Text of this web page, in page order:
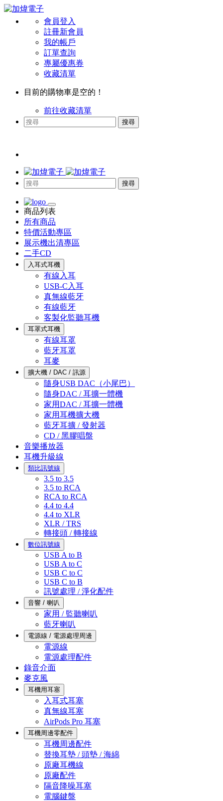
會員登入
註冊新會員
我的帳戶
訂單查詢
專屬優惠券
收藏清單
目前的購物車是空的！
前往收藏清單
搜尋
搜尋
商品列表
所有商品
特價活動專區
展示機出清專區
二手CD
入耳式耳機
有線入耳
USB-C入耳
真無線藍牙
有線藍牙
客製化監聽耳機
耳罩式耳機
有線耳罩
藍牙耳罩
耳麥
擴大機 / DAC / 訊源
隨身USB DAC（小尾巴）
隨身DAC / 耳擴一體機
家用DAC / 耳擴一體機
家用耳機擴大機
藍牙耳擴 / 發射器
CD / 黑膠唱盤
音樂播放器
耳機升級線
類比訊號線
3.5 to 3.5
3.5 to RCA
RCA to RCA
4.4 to 4.4
4.4 to XLR
XLR / TRS
轉接頭 / 轉接線
數位訊號線
USB A to B
USB A to C
USB C to C
USB C to B
訊號處理 / 淨化配件
音響 / 喇叭
家用 / 監聽喇叭
藍牙喇叭
電源線 / 電源處理周邊
電源線
電源處理配件
錄音介面
麥克風
耳機用耳塞
入耳式耳塞
真無線耳塞
AirPods Pro 耳塞
耳機周邊零配件
耳機周邊配件
替換耳墊 / 頭墊 / 海綿
原廠耳機線
原廠配件
隔音降噪耳塞
電腦鍵盤